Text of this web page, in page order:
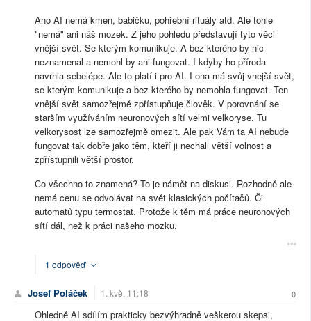
Ano AI nemá kmen, babičku, pohřební rituály atd. Ale tohle
"nemá" ani náš mozek. Z jeho pohledu představují tyto věci
vnější svět. Se kterým komunikuje. A bez kterého by nic
neznamenal a nemohl by ani fungovat. I kdyby ho příroda
navrhla sebelépe. Ale to platí i pro AI. I ona má svůj vnejší svět,
se kterým komunikuje a bez kterého by nemohla fungovat. Ten
vnější svět samozřejmě zpřístupňuje člověk. V porovnání se
starším využíváním neuronových sítí velmi velkoryse. Tu
velkorysost lze samozřejmě omezit. Ale pak Vám ta AI nebude
fungovat tak dobře jako těm, kteří ji nechali větší volnost a
zpřístupnili větší prostor.
Co všechno to znamená? To je námět na diskusi. Rozhodně ale
nemá cenu se odvolávat na svět klasických počítačů. Či
automatů typu termostat. Protože k těm má práce neuronových
sítí dál, než k práci našeho mozku.
1 odpověď
Josef Poláček 1. kvě. 11:18 0
Ohledně AI sdílím prakticky bezvýhradně veškerou skepsi,